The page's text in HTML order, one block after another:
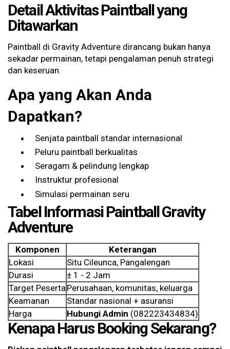
Detail Aktivitas Paintball yang
Ditawarkan
Paintball di Gravity Adventure dirancang bukan hanya
sekadar permainan, tetapi pengalaman penuh strategi
dan keseruan.
Apa yang Akan Anda
Dapatkan?
Senjata paintball standar internasional
Peluru paintball berkualitas
Seragam & pelindung lengkap
Instruktur profesional
Simulasi permainan seru
Tabel Informasi Paintball Gravity
Adventure
Komponen
Keterangan
Lokasi
Situ Cileunca, Pangalengan
Durasi
± 1 - 2 Jam
Target PesertaPerusahaan, komunitas, keluarga
Keamanan
Standar nasional + asuransi
Harga
Hubungi Admin (082223434834)
Kenapa Harus Booking Sekarang?